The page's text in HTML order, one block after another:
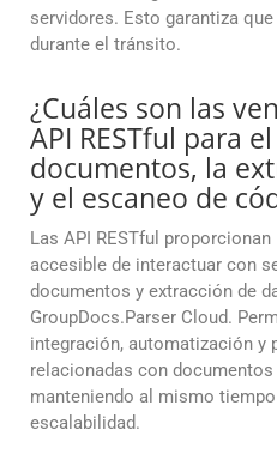
servidores. Esto garantiza
durante el tránsito.
¿Cuáles son las
API RESTful para
documentos, la
y el escaneo de
Las API RESTful
accesible de interactuar con
documentos y extracción de
GroupDocs.Parser Cloud.
integración, automatización y
relacionadas con
manteniendo al mismo
escalabilidad.